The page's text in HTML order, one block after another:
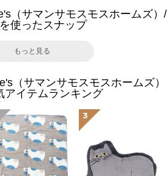
（サマンサモスモスホームズ）/
使ったスナップ
もっと見る
（サマンサモスモスホームズ）
アイテムランキング
3